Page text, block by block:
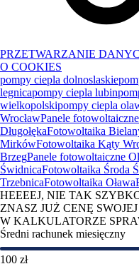
PRZETWARZANIE
O COOKIES
pompy ciepla dolnoslaskie
legnicapompy ciepla lubin
wielkopolskipompy ciepla
WrocławPanele
DługołękaFotowoltaika
MirkówFotowoltaika Kąty
BrzegPanele fotowoltaiczne
ŚwidnicaFotowoltaika Środa
TrzebnicaFotowoltaika Oława
HEEEEJ, NIE TAK
ZNASZ JUŻ CENĘ
W KALKULATORZE
Średni rachunek miesięczny
100 zł